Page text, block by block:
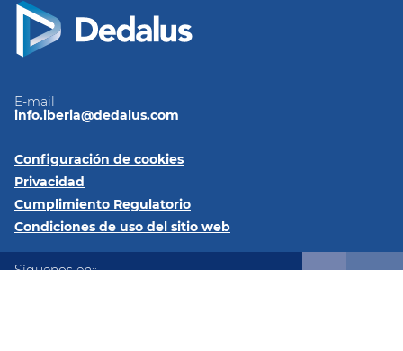
E-mail
info.iberia@dedalus.com
Configuración de cookies
Privacidad
Cumplimiento Regulatorio
Condiciones de uso del sitio web
Síguenos en::